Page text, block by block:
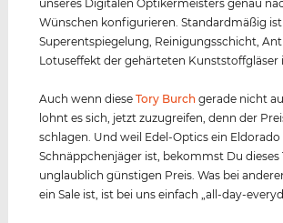
unseres Digitalen Optikermeisters genau
Wünschen konfigurieren. Standardmäßig ist
Superentspiegelung, Reinigungsschicht,
Lotuseffekt der gehärteten Kunststoffgläser
Auch wenn dieseTory Burch gerade nicht
lohnt es sich, jetzt zuzugreifen, denn der
schlagen. Und weil Edel-Optics ein
Schnäppchenjäger ist, bekommst Du
unglaublich günstigen Preis. Was bei
ein Sale ist, ist bei uns einfach „all-day-